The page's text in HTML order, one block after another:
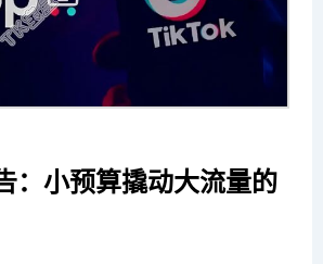
：小预算撬动大流量的